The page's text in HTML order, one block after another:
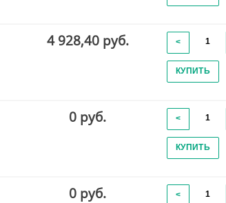
4 928,40 руб. <
КУПИТЬ
0 руб. <
КУПИТЬ
0 руб. <